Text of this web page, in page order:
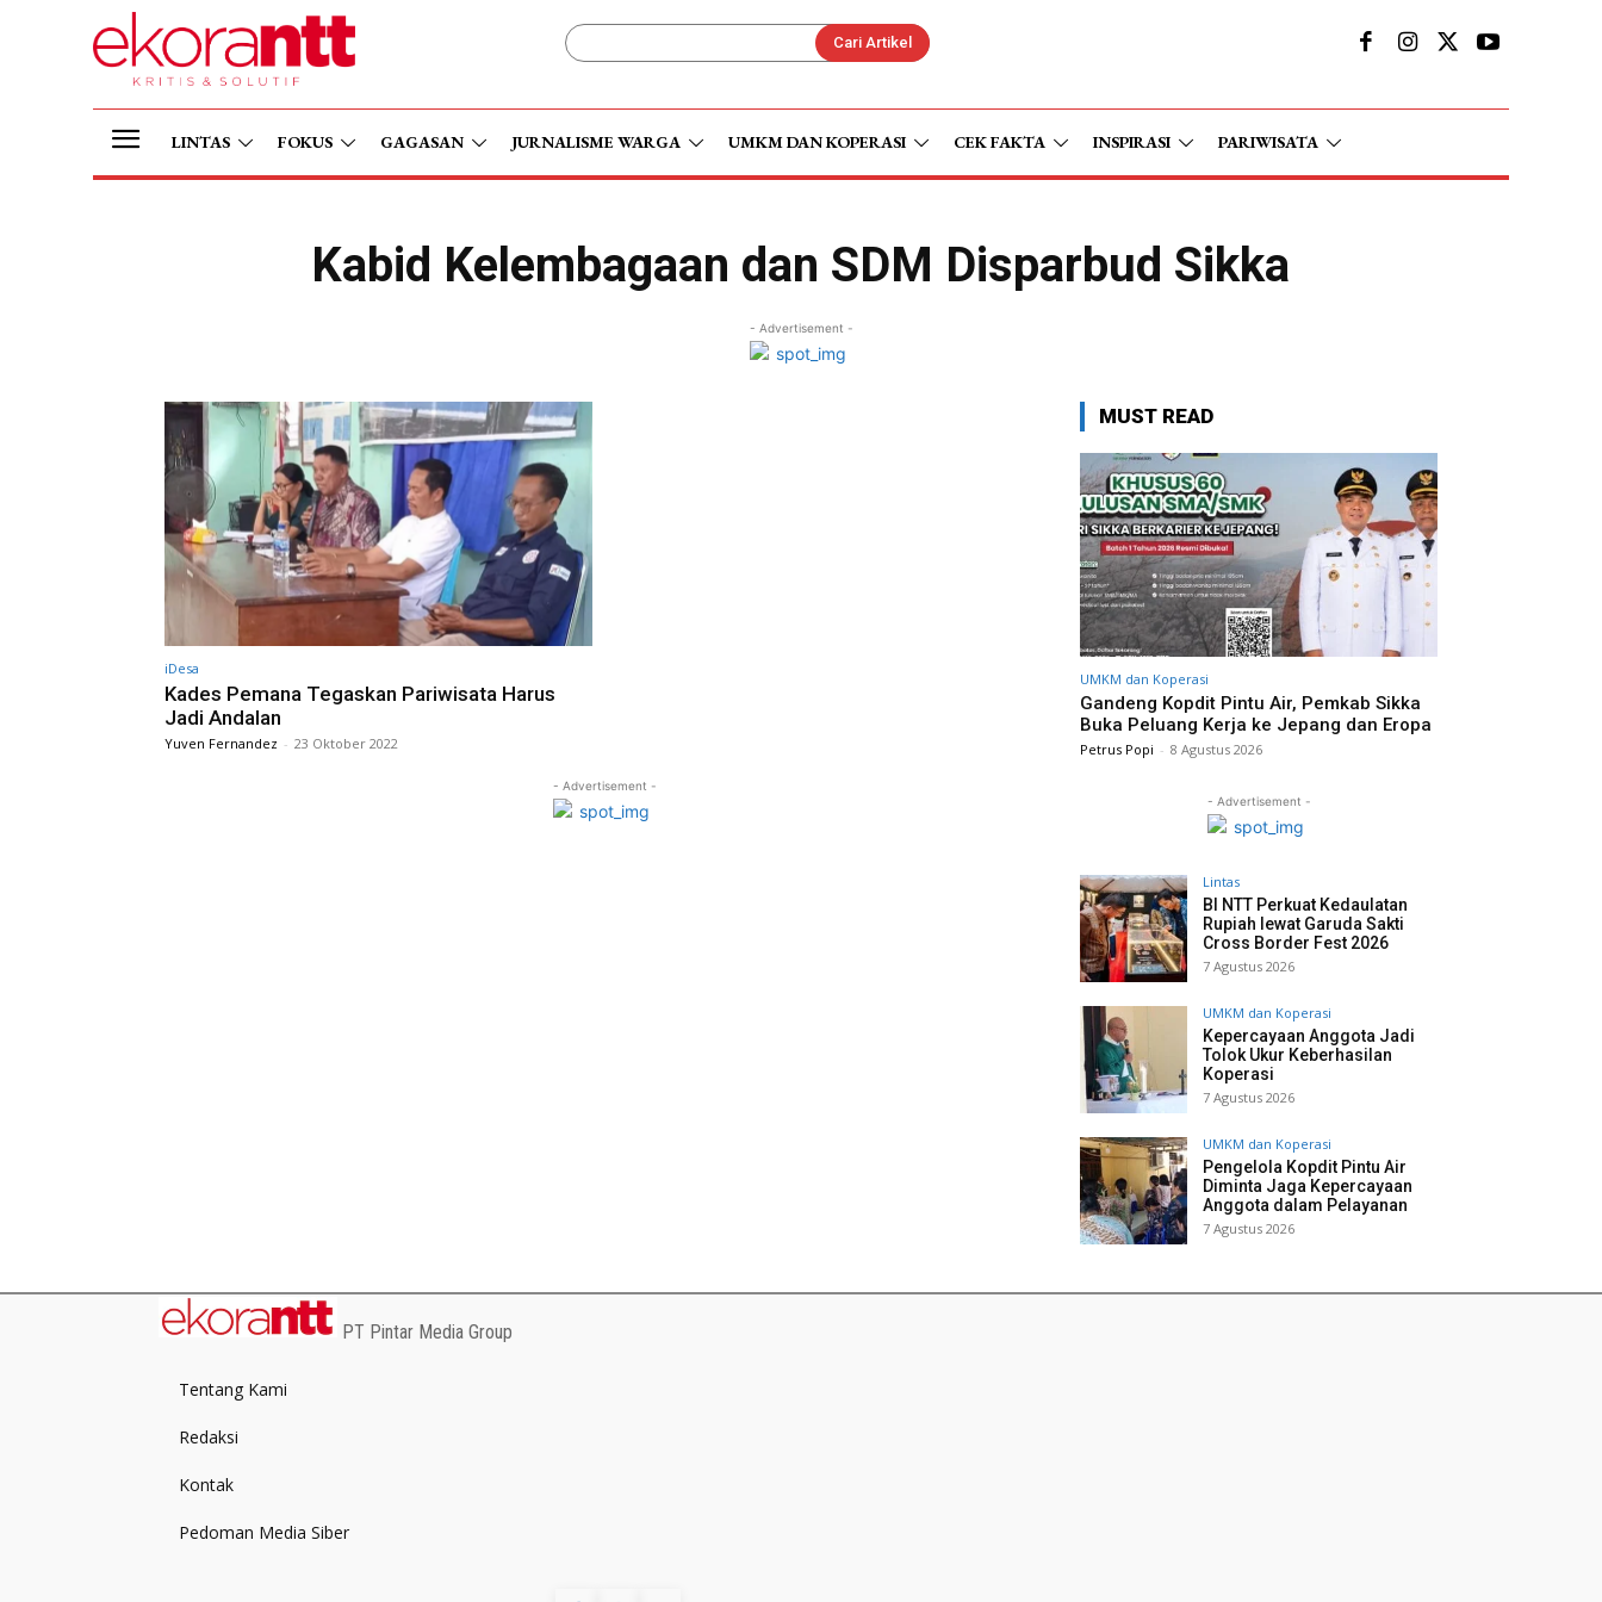
Cari Artikel
LINTAS FOKUS GAGASAN JURNALISME WARGA UMKM DAN KOPERASI CEK FAKTA INSPIRASI PARIWISATA
Kabid Kelembagaan dan SDM Disparbud Sikka
- Advertisement -
iDesa
Kades Pemana Tegaskan Pariwisata Harus
Jadi Andalan
Yuven Fernandez - 23 Oktober 2022
- Advertisement -
MUST READ
UMKM dan Koperasi
Gandeng Kopdit Pintu Air, Pemkab Sikka
Buka Peluang Kerja ke Jepang dan Eropa
Petrus Popi - 8 Agustus 2026
- Advertisement -
Lintas
BI NTT Perkuat Kedaulatan
Rupiah lewat Garuda Sakti
Cross Border Fest 2026
7 Agustus 2026
UMKM dan Koperasi
Kepercayaan Anggota Jadi
Tolok Ukur Keberhasilan
Koperasi
7 Agustus 2026
UMKM dan Koperasi
Pengelola Kopdit Pintu Air
Diminta Jaga Kepercayaan
Anggota dalam Pelayanan
7 Agustus 2026
PT Pintar Media Group
Tentang Kami
Redaksi
Kontak
Pedoman Media Siber